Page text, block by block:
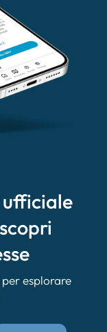
ufficiale
esplorare